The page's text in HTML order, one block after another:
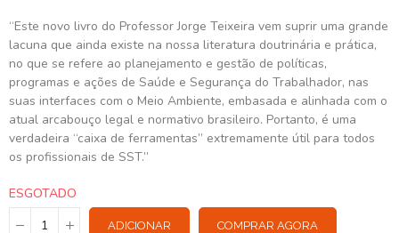
“Este novo livro do Professor Jorge Teixeira vem suprir uma grande
lacuna que ainda existe na nossa literatura doutrinária e prática,
no que se refere ao planejamento e gestão de políticas,
programas e ações de Saúde e Segurança do Trabalhador, nas
suas interfaces com o Meio Ambiente, embasada e alinhada com o
atual arcabouço legal e normativo brasileiro. Portanto, é uma
verdadeira “caixa de ferramentas” extremamente útil para todos
os profissionais de SST.”
ESGOTADO
ADICIONAR COMPRAR AGORA